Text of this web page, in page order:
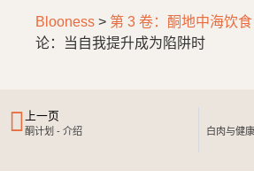
Blooness > 第 3 卷：酮地中海饮食
论：当自我提升成为陷阱时
上一页
酮计划 - 介绍
白肉与健